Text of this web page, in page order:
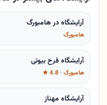
آرایشگاه در هامبورگ
هامبورگ
آرایشگاه فرح بیوتی
هامبورگ · 4.8 ★
آرایشگاه مهناز